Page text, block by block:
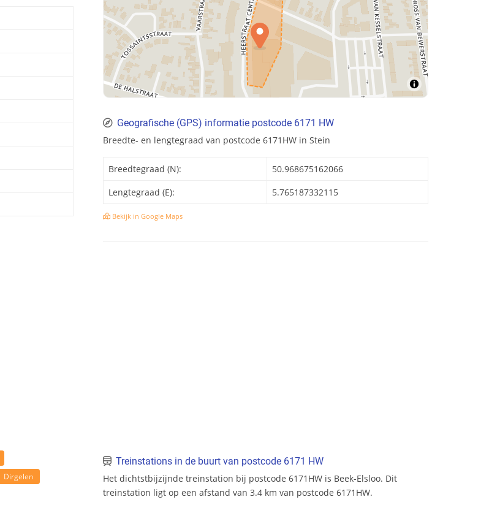
Dirgelen
Geografische (GPS) informatie postcode 6171 HW
Breedte- en lengtegraad van postcode 6171HW in Stein
Breedtegraad (N):
50.968675162066
Lengtegraad (E):
5.765187332115
Bekijk in Google Maps
Treinstations in de buurt van postcode 6171 HW
Het dichtstbijzijnde treinstation bij postcode 6171HW is Beek-Elsloo. Dit
treinstation ligt op een afstand van 3.4 km van postcode 6171HW.